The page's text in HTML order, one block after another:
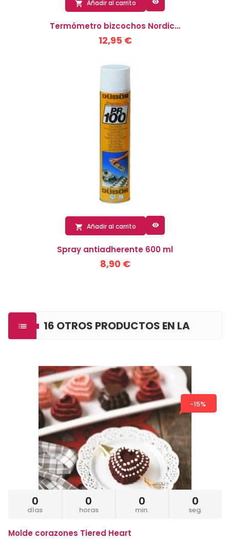
 Añadir al carrito 
Termómetro bizcochos Nordic...
12,95 €
 Añadir al carrito 
Spray antiadherente 600 ml
8,90 €

16 OTROS PRODUCTOS EN LA
-15%
0
días
0
horas
0
min.
0
seg.
Molde corazones Tiered Heart